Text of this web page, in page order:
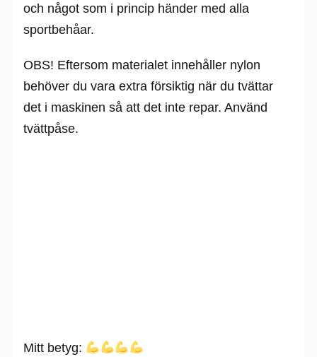
och något som i princip händer med alla
sportbehåar.
OBS! Eftersom materialet innehåller nylon
behöver du vara extra försiktig när du tvättar
det i maskinen så att det inte repar. Använd
tvättpåse.
Mitt betyg: